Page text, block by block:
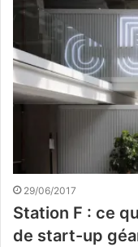
29/06/2017
Station F : ce
de start-up